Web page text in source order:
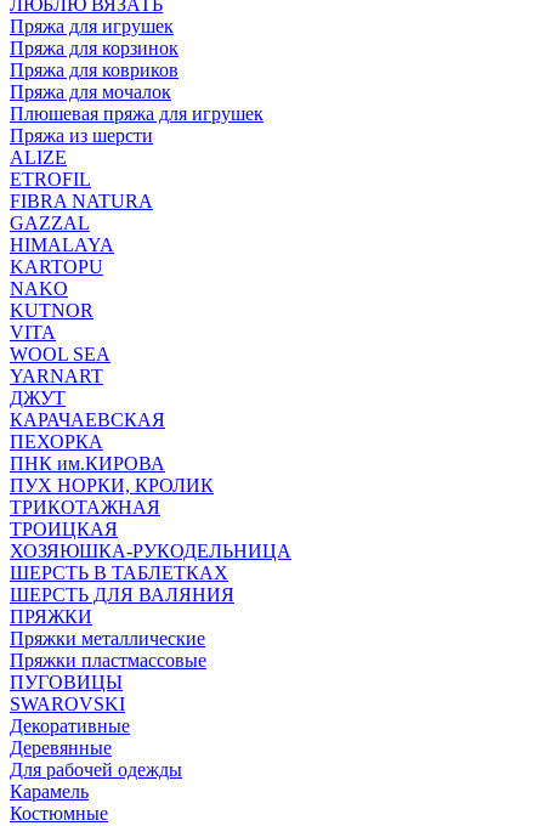
ЛЮБЛЮ ВЯЗАТЬ
Пряжа для игрушек
Пряжа для корзинок
Пряжа для ковриков
Пряжа для мочалок
Плюшевая пряжа для игрушек
Пряжа из шерсти
ALIZE
ETROFIL
FIBRA NATURA
GAZZAL
HIMALAYA
KARTOPU
NAKO
KUTNOR
VITA
WOOL SEA
YARNART
ДЖУТ
КАРАЧАЕВСКАЯ
ПЕХОРКА
ПНК им.КИРОВА
ПУХ НОРКИ, КРОЛИК
ТРИКОТАЖНАЯ
ТРОИЦКАЯ
ХОЗЯЮШКА-РУКОДЕЛЬНИЦА
ШЕРСТЬ В ТАБЛЕТКАХ
ШЕРСТЬ ДЛЯ ВАЛЯНИЯ
ПРЯЖКИ
Пряжки металлические
Пряжки пластмассовые
ПУГОВИЦЫ
SWAROVSKI
Декоративные
Деревянные
Для рабочей одежды
Карамель
Костюмные